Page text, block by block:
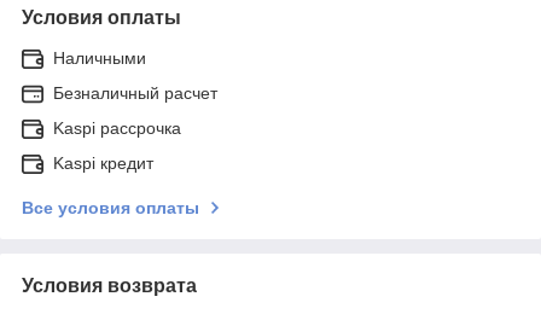
Условия оплаты
Наличными
Безналичный расчет
Kaspi рассрочка
Kaspi кредит
Все условия оплаты
Условия возврата